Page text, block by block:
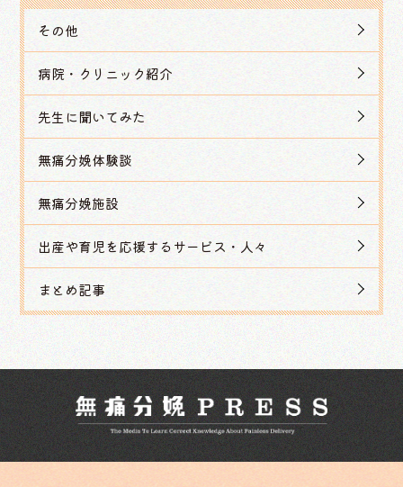
その他
病院・クリニック紹介
先生に聞いてみた
無痛分娩体験談
無痛分娩施設
出産や育児を応援するサービス・人々
まとめ記事